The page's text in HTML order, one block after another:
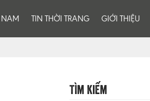
NAM TIN THỜI TRANG GIỚI THIỆU
Tìm Kiếm